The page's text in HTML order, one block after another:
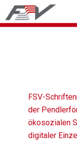
FSV-
der
ökosozialen
digitaler